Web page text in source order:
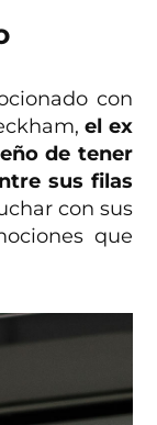
con
el ex
de tener
sus filas
con sus
que